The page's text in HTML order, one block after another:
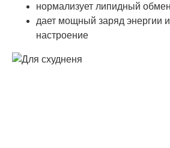
нормализует липидный
дает мощный заряд энергии
настроение